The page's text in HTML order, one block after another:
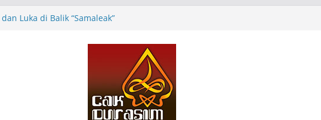
Luka di Balik “Samaleak”
Ungkapan Kritis Tentang Derita
Komunitas Patria Seni Rupa Kota Blitar :
Menjadi Mantra Perlawanan